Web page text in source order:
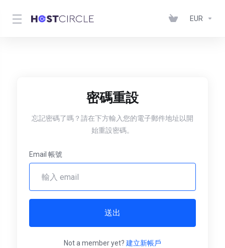
EUR
密碼重設
忘記密碼了嗎？請在下方輸入您的電子郵件地址以開
始重設密碼。
Email 帳號
送出
Not a member yet? 建立新帳戶